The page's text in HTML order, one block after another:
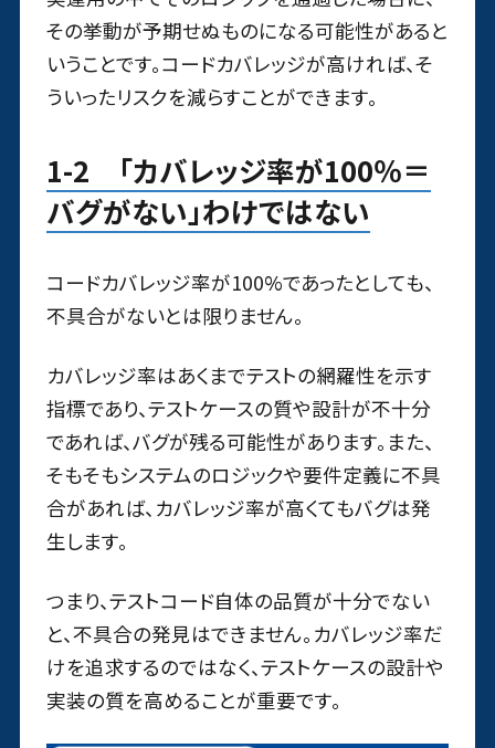
その挙動が予期せぬものになる可能性があると
いうことです。コードカバレッジが高ければ、そ
ういったリスクを減らすことができます。
1-2 「カバレッジ率が100％＝
バグがない」わけではない
コードカバレッジ率が100%であったとしても、
不具合がないとは限りません。
カバレッジ率はあくまでテストの網羅性を示す
指標であり、テストケースの質や設計が不十分
であれば、バグが残る可能性があります。また、
そもそもシステムのロジックや要件定義に不具
合があれば、カバレッジ率が高くてもバグは発
生します。
つまり、テストコード自体の品質が十分でない
と、不具合の発見はできません。カバレッジ率だ
けを追求するのではなく、テストケースの設計や
実装の質を高めることが重要です。